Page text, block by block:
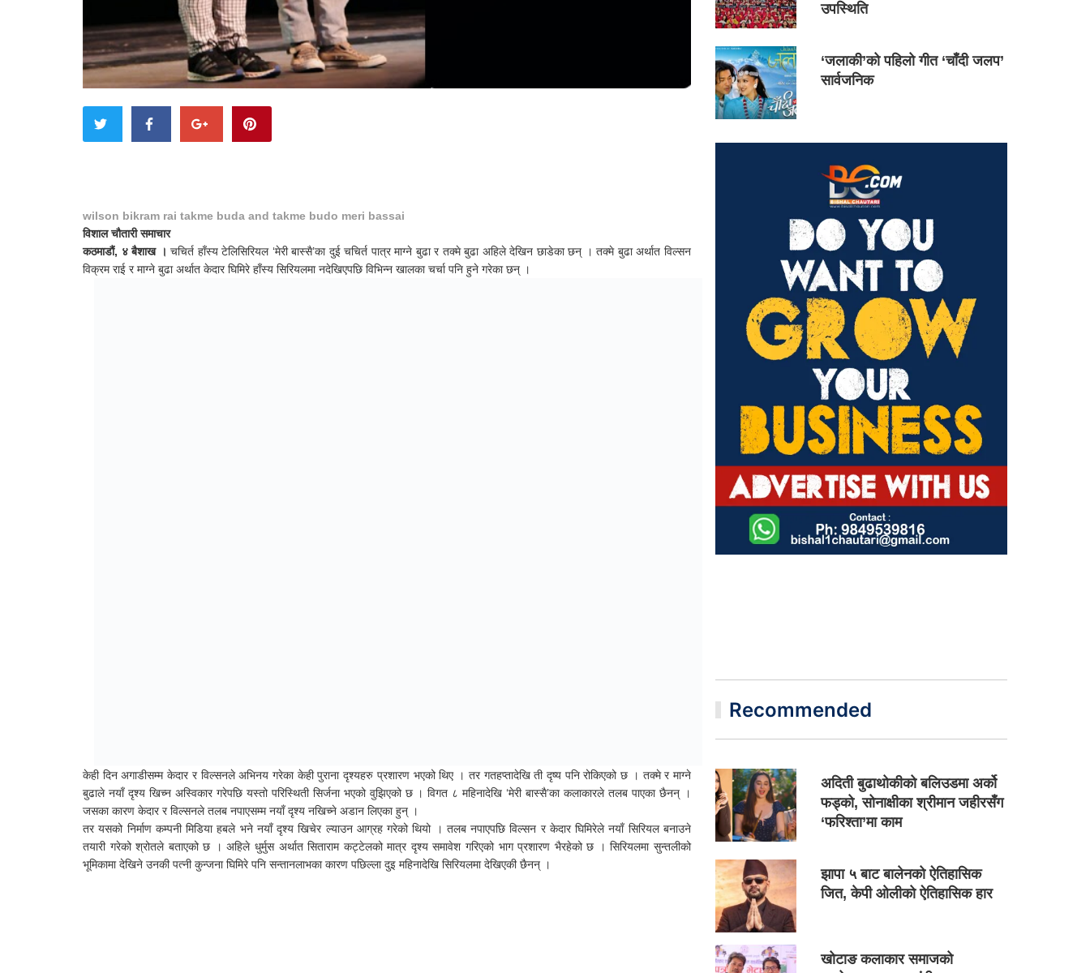
wilson bikram rai takme buda and takme budo meri bassai
विशाल चौतारी समाचार
कठमाडौं, ४ बैशाख । चचिर्त हाँस्य टेलिसिरियल ‘मेरी बास्सै’का दुई चचिर्त पात्र माग्ने बुढा र तक्मे बुढा अहिले देखिन छाडेका छन् । तक्मे बुढा अर्थात विल्सन
विक्रम राई र माग्ने बुढा अर्थात केदार घिमिरे हाँस्य सिरियलमा नदेखिएपछि विभिन्न खालका चर्चा पनि हुने गरेका छन् ।
केही दिन अगाडीसम्म केदार र विल्सनले अभिनय गरेका केही पुराना दृश्यहरु प्रशारण भएको थिए । तर गतहप्तादेखि ती दृष्य पनि रोकिएको छ । तक्मे र माग्ने
बुढाले नयाँ दृश्य खिच्न अस्विकार गरेपछि यस्तो परिस्थिती सिर्जना भएको वुझिएको छ । विगत ८ महिनादेखि ‘मेरी बास्सै’का कलाकारले तलब पाएका छैनन् ।
जसका कारण केदार र विल्सनले तलब नपाएसम्म नयाँ दृश्य नखिच्ने अडान लिएका हुन् ।
तर यसको निर्माण कम्पनी मिडिया हबले भने नयाँ दृश्य खिचेर ल्याउन आग्रह गरेको थियो । तलब नपाएपछि विल्सन र केदार घिमिरेले नयाँ सिरियल बनाउने
तयारी गरेको श्रोतले बताएको छ । अहिले धुर्मुस अर्थात सिताराम कट्टेलको मात्र दृश्य समावेश गरिएको भाग प्रशारण भैरहेको छ । सिरियलमा सुन्तलीको
भूमिकामा देखिने उनकी पत्नी कुन्जना घिमिरे पनि सन्तानलाभका कारण पछिल्ला दुइ महिनादेखि सिरियलमा देखिएकी छैनन् ।
उपस्थिति
‘जलाकी’को पहिलो गीत ‘चाँदी जलप’
सार्वजनिक
Recommended
अदिती बुढाथोकीको बलिउडमा अर्को
फड्को, सोनाक्षीका श्रीमान जहीरसँग
‘फरिश्ता’मा काम
झापा ५ बाट बालेनको ऐतिहासिक
जित, केपी ओलीको ऐतिहासिक हार
खोटाङ कलाकार समाजको